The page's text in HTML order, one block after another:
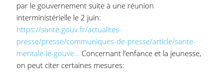
par le gouvernement suite à une réunion
interministérielle le 2 juin:
https://sante.gouv.fr/actualites-
presse/presse/communiques-de-presse/article/sante-
mentale-le-gouve… Concernant l’enfance et la jeunesse,
on peut citer certaines mesures: